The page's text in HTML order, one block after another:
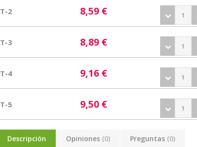
T-2 8,59 €
T-3 8,89 €
T-4 9,16 €
T-5 9,50 €
Descripción Opiniones (0) Preguntas (0)